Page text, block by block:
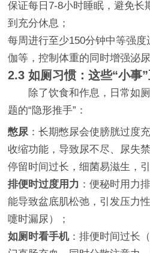
保证每日7-8小时睡眠，避免长
到充分休息；
每周进行至少150分钟中等强
伽等，控制体重的同时增强泌尿
2.3 如厕习惯：这些“小事
除了饮食和作息，日常如
题的“隐形推手”：
憋尿 ：长期憋尿会使膀胱过度
收缩功能，导致尿不尽、尿失
停留时间过长，细菌易滋生，
排便时过度用力 ：便秘时用力
能导致盆底肌松弛，引发压力
嚏时漏尿）；
如厕时看手机：排便时间过长